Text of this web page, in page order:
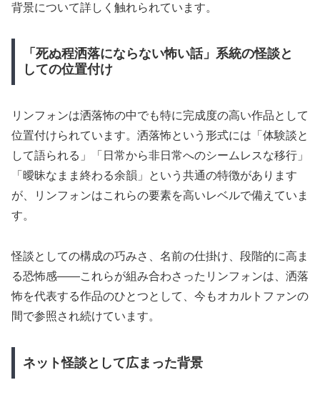
背景について詳しく触れられています。
「死ぬ程洒落にならない怖い話」系統の怪談と
しての位置付け
リンフォンは洒落怖の中でも特に完成度の高い作品として
位置付けられています。洒落怖という形式には「体験談と
して語られる」「日常から非日常へのシームレスな移行」
「曖昧なまま終わる余韻」という共通の特徴があります
が、リンフォンはこれらの要素を高いレベルで備えていま
す。
怪談としての構成の巧みさ、名前の仕掛け、段階的に高ま
る恐怖感——これらが組み合わさったリンフォンは、洒落
怖を代表する作品のひとつとして、今もオカルトファンの
間で参照され続けています。
ネット怪談として広まった背景